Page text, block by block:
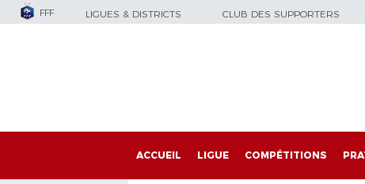
FFF LIGUES & DISTRICTS CLUB DES SUPPORTERS
ACCUEIL LIGUE COMPÉTITIONS